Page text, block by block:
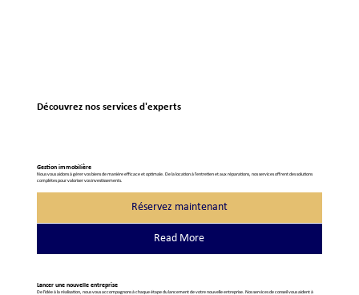
Découvrez nos services d'experts
Gestion immobilière
Nous vous aidons à gérer vos biens de manière efficace et optimale. De la location à l'entretien et aux réparations, nos services offrent des solutions
complètes pour valoriser vos investissements.
Réservez maintenant
Read More
Lancer une nouvelle entreprise
De l'idée à la réalisation, nous vous accompagnons à chaque étape du lancement de votre nouvelle entreprise. Nos services de conseil vous aident à